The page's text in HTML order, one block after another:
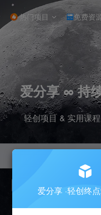
热门项目 免费资
爱分享 ∞ 持
轻创项目 & 实用课
挂机 抖音 小红
爱分享 ·轻创终